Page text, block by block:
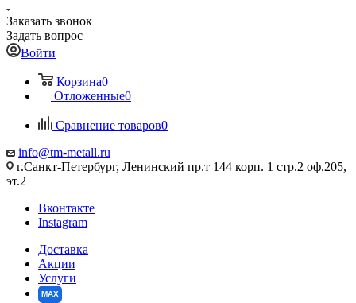
Заказать звонок
Задать вопрос
Войти
Корзина0
Отложенные0
Сравнение товаров0
info@tm-metall.ru
г.Санкт-Петербург, Ленинский пр.т 144 корп. 1 стр.2 оф.205,
эт.2
Вконтакте
Instagram
Доставка
Акции
Услуги
MAX